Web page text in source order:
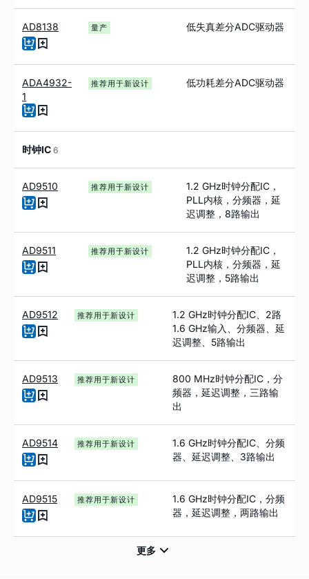
AD8138 量产 低失真差分ADC驱动器
ADA4932-
1
推荐用于新设计 低功耗差分ADC驱动器
时钟IC 6
AD9510 推荐用于新设计
1.2 GHz时钟分配IC，
PLL内核，分频器，延
迟调整，8路输出
AD9511 推荐用于新设计
1.2 GHz时钟分配IC，
PLL内核，分频器，延
迟调整，5路输出
AD9512 推荐用于新设计
1.2 GHz时钟分配IC、2路
1.6 GHz输入、分频器、延
迟调整、5路输出
AD9513 推荐用于新设计
800 MHz时钟分配IC，分
频器，延迟调整，三路输
出
AD9514 推荐用于新设计
1.6 GHz时钟分配IC、分频
器、延迟调整、3路输出
AD9515 推荐用于新设计
1.6 GHz时钟分配IC，分频
器，延迟调整，两路输出